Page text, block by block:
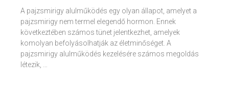
A pajzsmirigy alulműködés egy olyan állapot, amelyet a
pajzsmirigy nem termel elegendő hormon. Ennek
következtében számos tünet jelentkezhet, amelyek
komolyan befolyásolhatják az életminőséget. A
pajzsmirigy alulműködés kezelésére számos megoldás
létezik, …